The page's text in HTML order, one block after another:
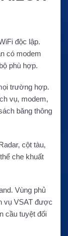
độc lập.
có modem
phù hợp.
trường hợp.
vụ, modem,
băng thông
cột tàu,
che khuất
Vùng phủ
vụ VSAT được
cầu tuyệt đối